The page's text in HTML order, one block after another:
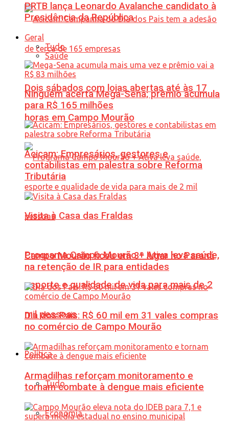
Dois sábados com lojas abertas até às 17
horas em Campo Mourão
Programa Campo Mourão + Ativa leva saúde,
esporte e qualidade de vida para mais de 2
mil pessoas
Política
Tudo
Economia
PRTB lança Leonardo Avalanche candidato à
Presidência da República
Geral
Tudo
Saúde
Ninguém acerta Mega-Sena; prêmio acumula
para R$ 165 milhões
Acicam: Empresários, gestores e
contabilistas em palestra sobre Reforma
Tributária
Visita à Casa das Fraldas
Campo Mourão ficou em 3º lugar no Paraná
na retenção de IR para entidades
Dia dos Pais: R$ 60 mil em 31 vales compras
no comércio de Campo Mourão
Armadilhas reforçam monitoramento e
tornam combate à dengue mais eficiente